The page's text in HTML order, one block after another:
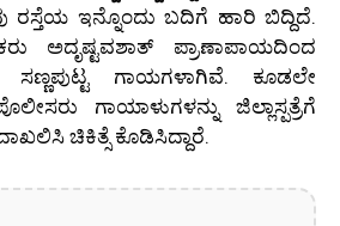
ರಸ್ತೆಯ ಇನ್ನೊಂದು ಬದಿಗೆ ಹಾರಿ ಬಿದ್ದಿದೆ.
ಅದೃಷ್ಟವಶಾತ್ ಪ್ರಾಣಾಪಾಯದಿಂದ
ಸಣ್ಣಪುಟ್ಟ ಗಾಯಗಳಾಗಿವೆ. ಕೂಡಲೇ
ಗಾಯಾಳುಗಳನ್ನು ಜಿಲ್ಲಾಸ್ಪತ್ರೆಗೆ
ಚಿಕಿತ್ಸೆ ಕೊಡಿಸಿದ್ದಾರೆ.